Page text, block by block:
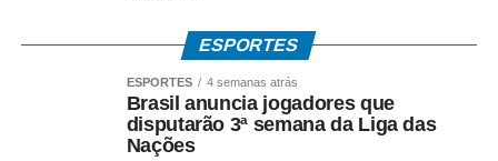
ESPORTES
ESPORTES 4 semanas atrás
Brasil anuncia jogadores que
disputarão 3ª semana da Liga das
Nações